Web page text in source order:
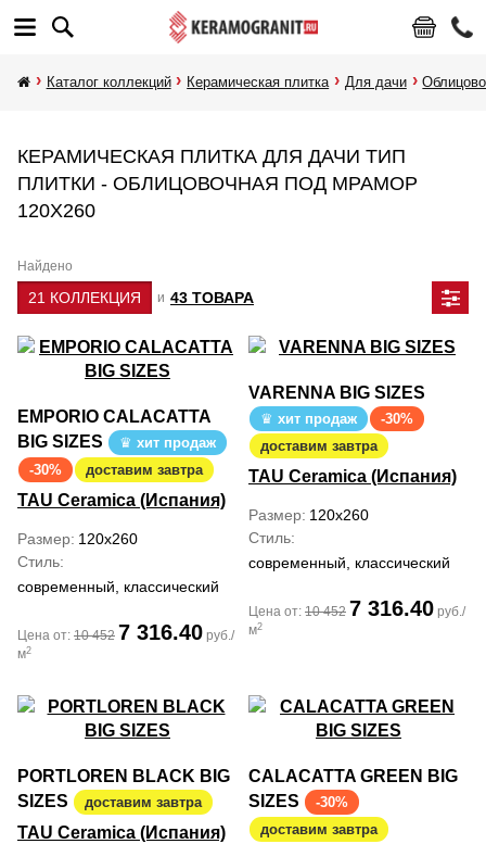
Каталог коллекций Керамическая плитка Для дачи
КЕРАМИЧЕСКАЯ ПЛИТКА ДЛЯ ДАЧИ ТИП
ПЛИТКИ - ОБЛИЦОВОЧНАЯ ПОД МРАМОР
120Х260
Найдено
21 КОЛЛЕКЦИЯ и 43 ТОВАРА
EMPORIO CALACATTA
BIG SIZES
хит продаж
-30%
доставим завтра
TAU Ceramica (Испания)
Размер 120x260
Стиль
современный, классический
Цена от: 10 452 7 316.40 руб./
м2
VARENNA BIG SIZES
хит продаж
-30%
доставим завтра
TAU Ceramica (Испания)
Размер 120x260
Стиль
современный, классический
Цена от: 10 452 7 316.40 руб./
м2
PORTLOREN BLACK BIG
SIZES
доставим завтра
TAU Ceramica (Испания)
CALACATTA GREEN BIG
SIZES
-30%
доставим завтра